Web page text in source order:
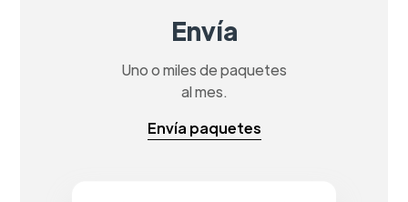
Envía
Uno o miles de paquetes
al mes.
Envía paquetes